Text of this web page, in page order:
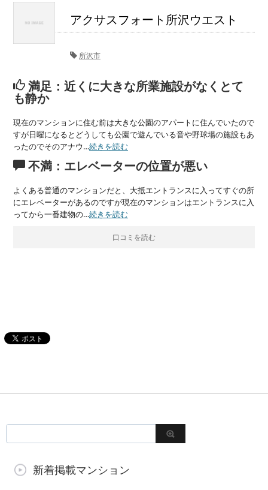
アクサスフォート所沢ウエスト
所沢市
満足：近くに大きな所業施設がなくとて
も静か
現在のマンションに住む前は大きな公園のアパートに住んでいたので
すが日曜になるとどうしても公園で遊んでいる音や野球場の施設もあ
ったのでそのアナウ…続きを読む
不満：エレベーターの位置が悪い
よくある普通のマンションだと、大抵エントランスに入ってすぐの所
にエレベーターがあるのですが現在のマンションはエントランスに入
ってから一番建物の…続きを読む
口コミを読む
新着掲載マンション